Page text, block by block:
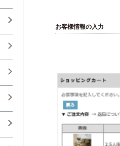
お客様情報の入力